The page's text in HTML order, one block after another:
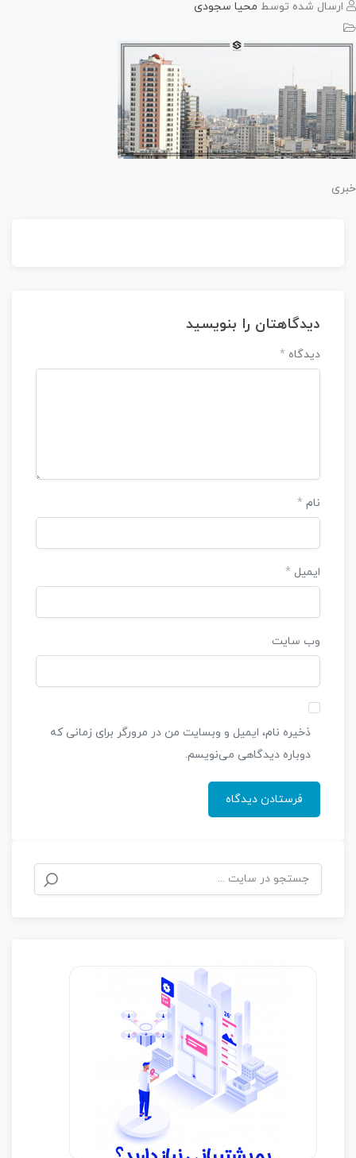
شده توسطمحیا سجودی
دیدگاهتان را بنویسید
دیدگاه*
نام*
ایمیل*
وب‌ سایت
ذخیره نام، ایمیل و وبسایت من در مرورگر برای زمانی که
دوباره دیدگاهی می‌نویسم.